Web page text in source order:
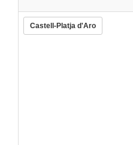
Castell-Platja d'Aro